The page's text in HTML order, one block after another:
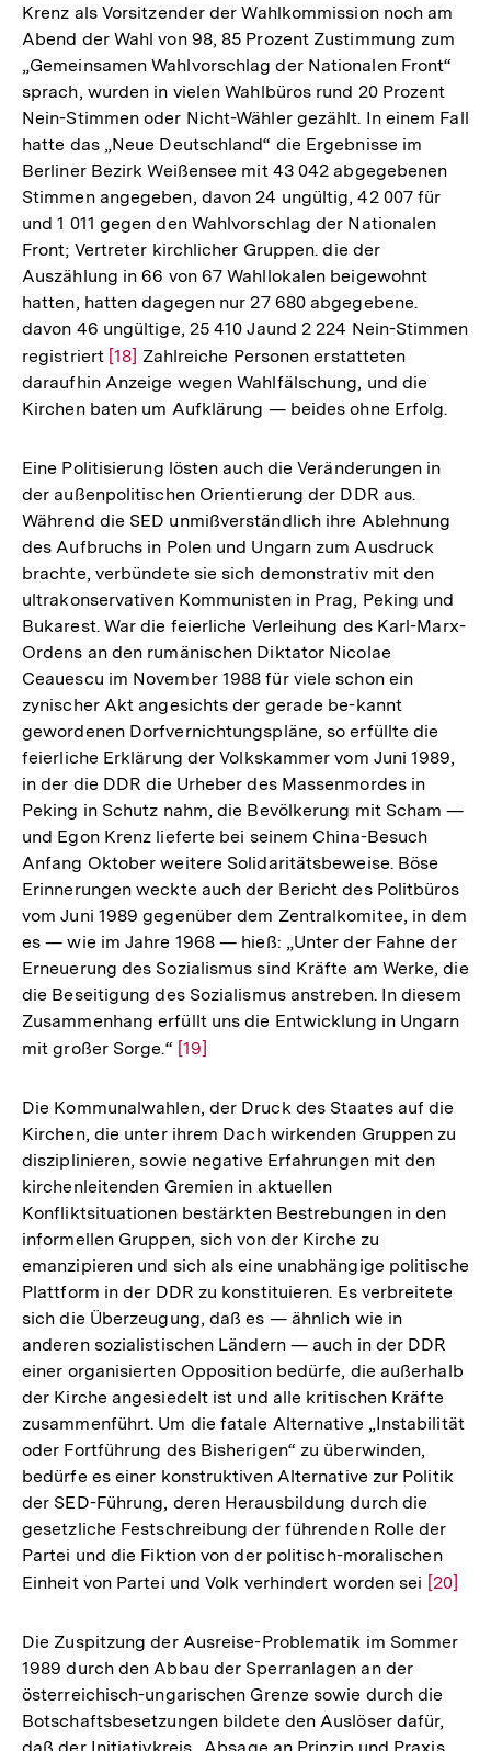
Krenz als Vorsitzender der Wahlkommission noch am
Abend der Wahl von 98, 85 Prozent Zustimmung zum
„Gemeinsamen Wahlvorschlag der Nationalen Front“
sprach, wurden in vielen Wahlbüros rund 20 Prozent
Nein-Stimmen oder Nicht-Wähler gezählt. In einem Fall
hatte das „Neue Deutschland“ die Ergebnisse im
Berliner Bezirk Weißensee mit 43 042 abgegebenen
Stimmen angegeben, davon 24 ungültig, 42 007 für
und 1 011 gegen den Wahlvorschlag der Nationalen
Front; Vertreter kirchlicher Gruppen. die der
Auszählung in 66 von 67 Wahllokalen beigewohnt
hatten, hatten dagegen nur 27 680 abgegebene.
davon 46 ungültige, 25 410 Jaund 2 224 Nein-Stimmen
registriert Zur
Auflösung
der
[18] Zahlreiche Personen erstatteten
daraufhin Anzeige wegen Wahlfälschung, und die
Kirchen baten um Aufklärung — beides ohne Erfolg.
Eine Politisierung lösten auch die Veränderungen in
der außenpolitischen Orientierung der DDR aus.
Während die SED unmißverständlich ihre Ablehnung
des Aufbruchs in Polen und Ungarn zum Ausdruck
brachte, verbündete sie sich demonstrativ mit den
ultrakonservativen Kommunisten in Prag, Peking und
Bukarest. War die feierliche Verleihung des Karl-Marx-
Ordens an den rumänischen Diktator Nicolae
Ceauescu im November 1988 für viele schon ein
zynischer Akt angesichts der gerade be-kannt
gewordenen Dorfvernichtungspläne, so erfüllte die
feierliche Erklärung der Volkskammer vom Juni 1989,
in der die DDR die Urheber des Massenmordes in
Peking in Schutz nahm, die Bevölkerung mit Scham —
und Egon Krenz lieferte bei seinem China-Besuch
Anfang Oktober weitere Solidaritätsbeweise. Böse
Erinnerungen weckte auch der Bericht des Politbüros
vom Juni 1989 gegenüber dem Zentralkomitee, in dem
es — wie im Jahre 1968 — hieß: „Unter der Fahne der
Erneuerung des Sozialismus sind Kräfte am Werke, die
die Beseitigung des Sozialismus anstreben. In diesem
Zusammenhang erfüllt uns die Entwicklung in Ungarn
mit großer Sorge.“ Zur
der
Fußnote
[19]
Die Kommunalwahlen, der Druck des Staates auf die
Kirchen, die unter ihrem Dach wirkenden Gruppen zu
disziplinieren, sowie negative Erfahrungen mit den
kirchenleitenden Gremien in aktuellen
Konfliktsituationen bestärkten Bestrebungen in den
informellen Gruppen, sich von der Kirche zu
emanzipieren und sich als eine unabhängige politische
Plattform in der DDR zu konstituieren. Es verbreitete
sich die Überzeugung, daß es — ähnlich wie in
anderen sozialistischen Ländern — auch in der DDR
einer organisierten Opposition bedürfe, die außerhalb
der Kirche angesiedelt ist und alle kritischen Kräfte
zusammenführt. Um die fatale Alternative „Instabilität
oder Fortführung des Bisherigen“ zu überwinden,
bedürfe es einer konstruktiven Alternative zur Politik
der SED-Führung, deren Herausbildung durch die
gesetzliche Festschreibung der führenden Rolle der
Partei und die Fiktion von der politisch-moralischen
Einheit von Partei und Volk verhindert worden sei Zur
der
[20]
Die Zuspitzung der Ausreise-Problematik im Sommer
1989 durch den Abbau der Sperranlagen an der
österreichisch-ungarischen Grenze sowie durch die
Botschaftsbesetzungen bildete den Auslöser dafür,
daß der Initiativkreis „Absage an Prinzip und Praxis
Zum